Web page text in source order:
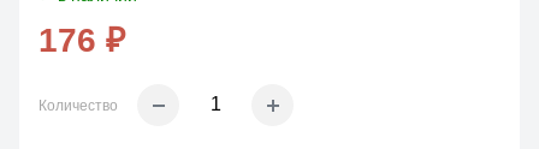
176 ₽
Количество